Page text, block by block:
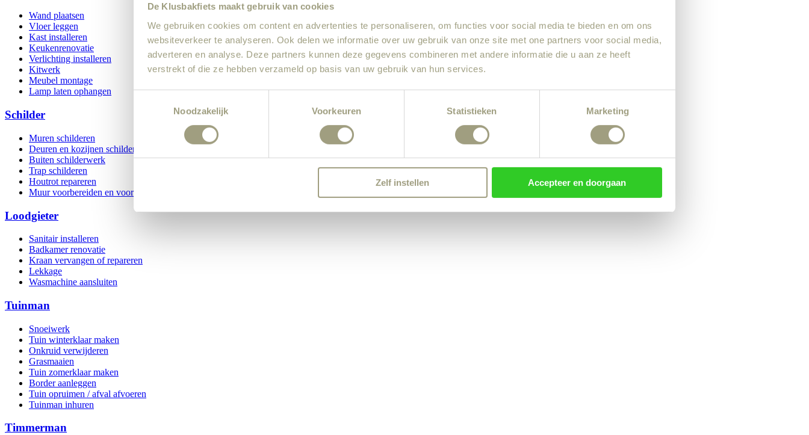
De Klusbakfiets maakt gebruik van cookies
We gebruiken cookies om content en advertenties te personaliseren, om functies voor social media te bieden en om ons
websiteverkeer te analyseren. Ook delen we informatie over uw gebruik van onze site met one partners voor social media,
adverteren en analyse. Deze partners kunnen deze gegevens combineren met andere informatie die u aan ze heeft
verstrekt of die ze hebben verzameld op basis van uw gebruik van hun services.
Noodzakelijk Voorkeuren Statistieken Marketing
Zelf instellen Accepteer en doorgaan
Wand plaatsen
Vloer leggen
Kast installeren
Keukenrenovatie
Verlichting installeren
Kitwerk
Meubel montage
Lamp laten ophangen
Schilder
Muren schilderen
Deuren en kozijnen schilderen
Buiten schilderwerk
Trap schilderen
Houtrot repareren
Muur voorbereiden en voorstrijk aanbrengen
Loodgieter
Sanitair installeren
Badkamer renovatie
Kraan vervangen of repareren
Lekkage
Wasmachine aansluiten
Tuinman
Snoeiwerk
Tuin winterklaar maken
Onkruid verwijderen
Grasmaaien
Tuin zomerklaar maken
Border aanleggen
Tuin opruimen / afval afvoeren
Tuinman inhuren
Timmerman